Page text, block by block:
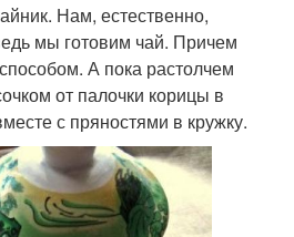
Нам, естественно,
мы готовим чай. Причем
А пока растолчем
от палочки корицы в
с пряностями в кружку.